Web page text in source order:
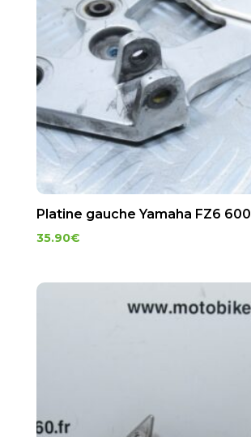
Platine gauche Yamaha FZ6 600
35.90€